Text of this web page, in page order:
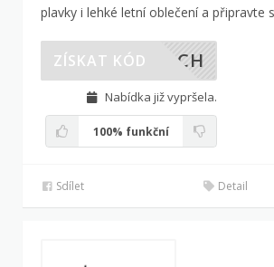
plavky i lehké letní oblečení a připravte
EACH
ZÍSKAT KÓD
Nabídka již vypršela.
100% funkční
Sdílet Detail